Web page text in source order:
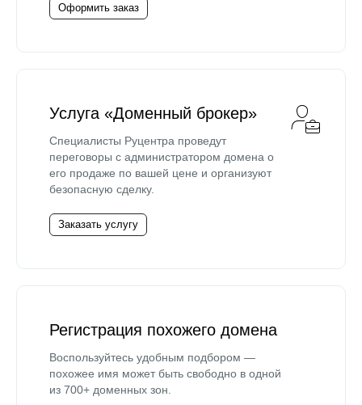
Оформить заказ
Услуга «Доменный брокер»
Специалисты Руцентра проведут
переговоры с администратором домена о
его продаже по вашей цене и организуют
безопасную сделку.
Заказать услугу
Регистрация похожего домена
Воспользуйтесь удобным подбором —
похожее имя может быть свободно в одной
из 700+ доменных зон.